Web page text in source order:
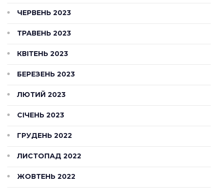
ЧЕРВЕНЬ 2023
ТРАВЕНЬ 2023
КВІТЕНЬ 2023
БЕРЕЗЕНЬ 2023
ЛЮТИЙ 2023
СІЧЕНЬ 2023
ГРУДЕНЬ 2022
ЛИСТОПАД 2022
ЖОВТЕНЬ 2022